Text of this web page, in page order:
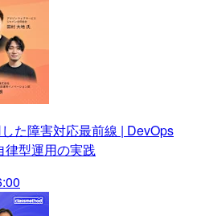
た障害対応最前線 | DevOps
律型運用の実践